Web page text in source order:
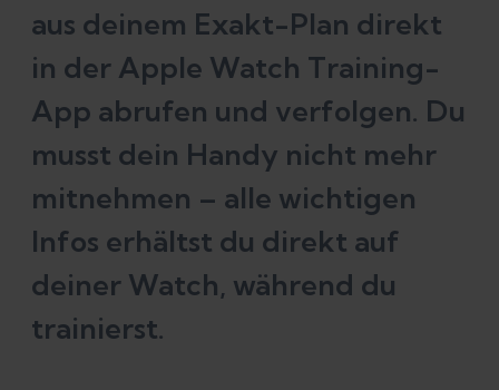
aus deinem Exakt-Plan direkt
in der Apple Watch Training-
App abrufen und verfolgen. Du
musst dein Handy nicht mehr
mitnehmen – alle wichtigen
Infos erhältst du direkt auf
deiner Watch, während du
trainierst.